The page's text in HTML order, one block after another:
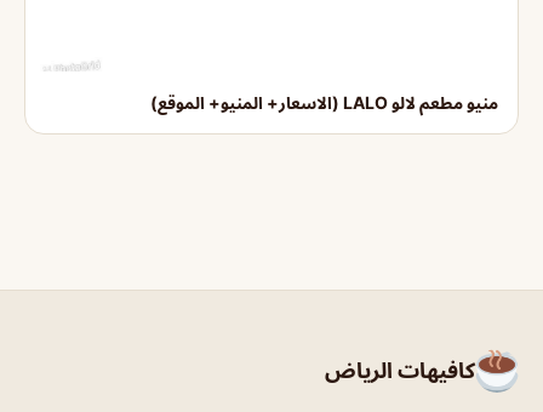
منيو مطعم لالو LALO (الاسعار+ المنيو+ الموقع)
كافيهات الرياض